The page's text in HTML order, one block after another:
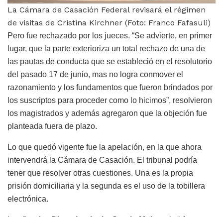
La Cámara de Casación Federal revisará el régimen
de visitas de Cristina Kirchner (Foto: Franco Fafasuli)
Pero fue rechazado por los jueces. “Se advierte, en primer
lugar, que la parte exterioriza un total rechazo de una de
las pautas de conducta que se estableció en el resolutorio
del pasado 17 de junio, mas no logra conmover el
razonamiento y los fundamentos que fueron brindados por
los suscriptos para proceder como lo hicimos”, resolvieron
los magistrados y además agregaron que la objeción fue
planteada fuera de plazo.
Lo que quedó vigente fue la apelación, en la que ahora
intervendrá la Cámara de Casación. El tribunal podría
tener que resolver otras cuestiones. Una es la propia
prisión domiciliaria y la segunda es el uso de la tobillera
electrónica.